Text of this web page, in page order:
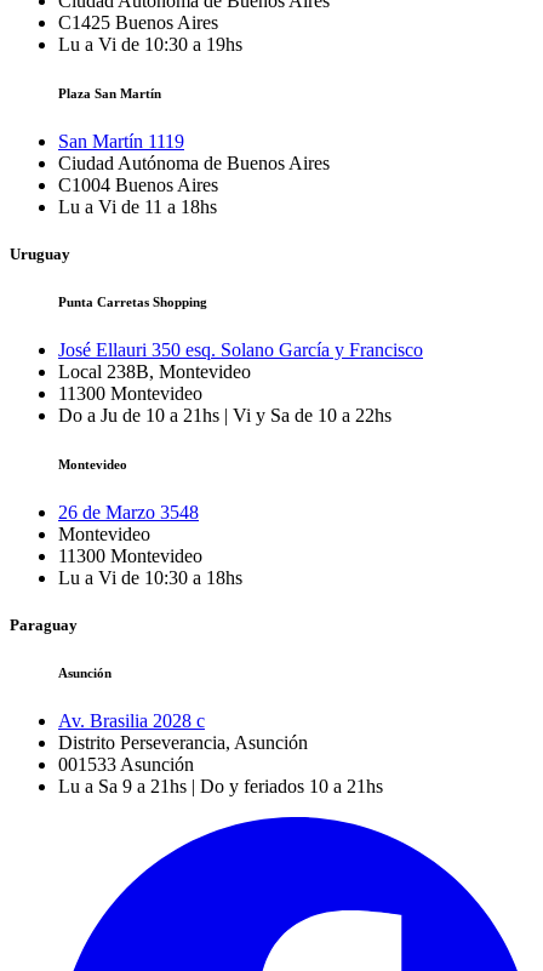
C1425 Buenos Aires
Lu a Vi de 10:30 a 19hs
Plaza San Martín
San Martín 1119
Ciudad Autónoma de Buenos Aires
C1004 Buenos Aires
Lu a Vi de 11 a 18hs
Uruguay
Punta Carretas Shopping
José Ellauri 350 esq. Solano García y Francisco
Local 238B, Montevideo
11300 Montevideo
Do a Ju de 10 a 21hs | Vi y Sa de 10 a 22hs
Montevideo
26 de Marzo 3548
Montevideo
11300 Montevideo
Lu a Vi de 10:30 a 18hs
Paraguay
Asunción
Av. Brasilia 2028 c
Distrito Perseverancia, Asunción
001533 Asunción
Lu a Sa 9 a 21hs | Do y feriados 10 a 21hs